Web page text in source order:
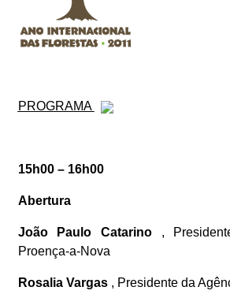
PROGRAMA
15h00 – 16h00
Abertura
João Paulo Catarino ,
Proença-a-Nova
Rosalia Vargas , Presidente da